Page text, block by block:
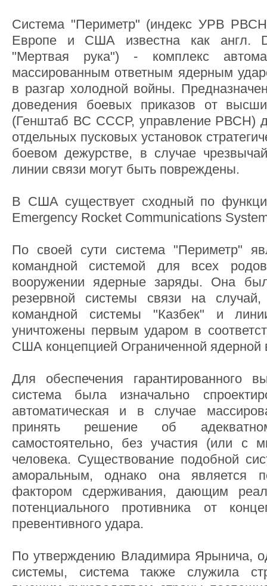
Система "Периметр" (индекс УРВ
Европе и США известна как англ.
"Мертвая рука") - комплекс
массированным ответным ядерным
в разгар холодной войны.
доведения боевых приказов от
(Генштаб ВС СССР, управление РВСН)
отдельных пусковых установок
боевом дежурстве, в случае
линии связи могут быть повреждены.
В США существует сходный по
Emergency Rocket Communications
По своей сути система "Периметр"
командной системой для всех
вооружении ядерные заряды. Она
резервной системы связи на
командной системы "Казбек" и
уничтожены первым ударом в
США концепцией Ограниченной ядерной
Для обеспечения гарантированного
система была изначально
автоматическая и в случае
принять решение об
самостоятельно, без участия (или с
человека. Существование подобной
аморальным, однако она является
фактором сдерживания, дающим
потенциального противника от
превентивного удара.
По утверждению Владимира Ярынича,
системы, система также служила